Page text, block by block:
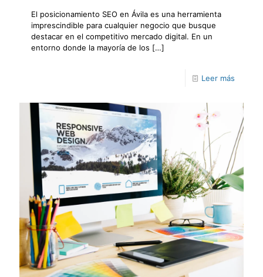
El posicionamiento SEO en Ávila es una herramienta
imprescindible para cualquier negocio que busque
destacar en el competitivo mercado digital. En un
entorno donde la mayoría de los […]
Leer más